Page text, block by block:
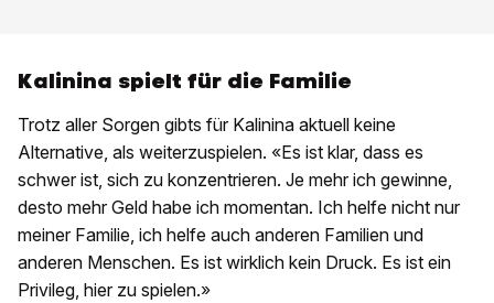
Kalinina spielt für die Familie
Trotz aller Sorgen gibts für Kalinina aktuell keine
Alternative, als weiterzuspielen. «Es ist klar, dass es
schwer ist, sich zu konzentrieren. Je mehr ich gewinne,
desto mehr Geld habe ich momentan. Ich helfe nicht nur
meiner Familie, ich helfe auch anderen Familien und
anderen Menschen. Es ist wirklich kein Druck. Es ist ein
Privileg, hier zu spielen.»